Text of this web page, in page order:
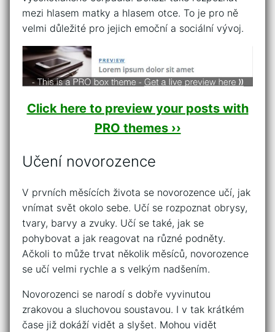
mezi hlasem matky a hlasem otce. To je pro ně
velmi důležité pro jejich emoční a sociální vývoj.
Click here to preview your posts with
PRO themes ››
Učení novorozence
V prvních měsících života se novorozence učí, jak
vnímat svět okolo sebe. Učí se rozpoznat obrysy,
tvary, barvy a zvuky. Učí se také, jak se
pohybovat a jak reagovat na různé podněty.
Ačkoli to může trvat několik měsíců, novorozence
se učí velmi rychle a s velkým nadšením.
Novorozenci se narodí s dobře vyvinutou
zrakovou a sluchovou soustavou. I v tak krátkém
čase již dokáží vidět a slyšet. Mohou vidět